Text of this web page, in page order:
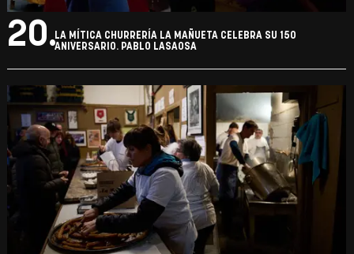
20.LA MÍTICA CHURRERÍA LA MAÑUETA CELEBRA SU 150
ANIVERSARIO. PABLO LASAOSA